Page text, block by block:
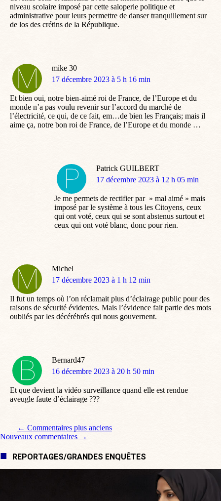
niveau scolaire imposé par cette saloperie politique et
administrative pour leurs permettre de danser tranquillement sur
de los des crétins de la République.
mike 30
dit
17 décembre 2023 à 5 h 16 min
Et bien oui, notre bien-aimé roi de France, de l’Europe et du
monde n’a pas voulu revenir sur l’accord du marché de
l’électricité, ce qui, de ce fait, em…de bien les Français; mais il
aime ça, notre bon roi de France, de l’Europe et du monde …
Patrick GUILBERT
dit
17 décembre 2023 à 12 h 05 min
Je me permets de rectifier par » mal aimé » mais
imposé par le système à tous les Citoyens, ceux
qui ont voté, ceux qui se sont abstenus surtout et
ceux qui ont voté blanc, donc pour rien.
Michel
dit
17 décembre 2023 à 1 h 12 min
Il fut un temps où l’on réclamait plus d’éclairage public pour des
raisons de sécurité évidentes. Mais l’évidence fait partie des mots
oubliés par les décérébrés qui nous gouvernent.
Bernard47
dit
16 décembre 2023 à 20 h 50 min
Et que devient la vidéo surveillance quand elle est rendue
aveugle faute d’éclairage ???
Navigation de commentaire
← Commentaires plus anciens
Nouveaux commentaires →
REPORTAGES/GRANDES ENQUÊTES